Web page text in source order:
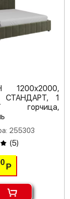
1200х2000,
СТАНДАРТ, 1
горчица,
255303
(5)
Р